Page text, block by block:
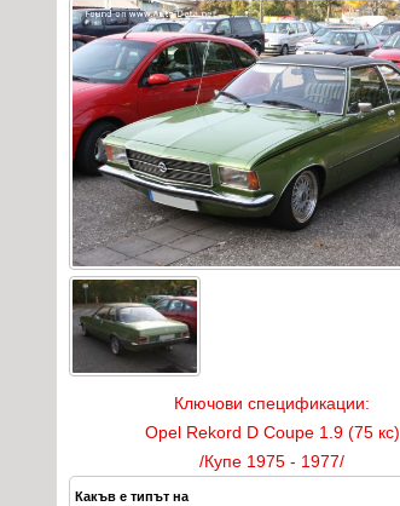
Ключови спецификации:
Opel Rekord D Coupe 1.9 (75 кс)
/Купе 1975 - 1977/
Какъв е типът на